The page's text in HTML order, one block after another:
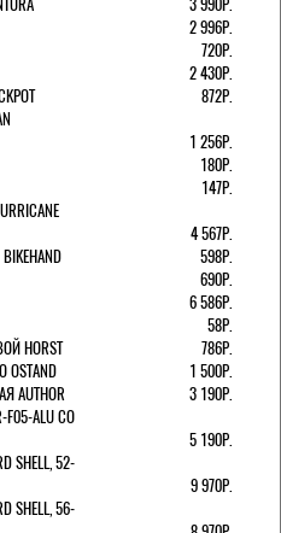
2 996Р.
720Р.
2 430Р.
872Р.
1 256Р.
180Р.
147Р.
4 567Р.
598Р.
690Р.
6 586Р.
58Р.
HORST
786Р.
1 500Р.
AUTHOR
3 190Р.
ALU СО
5 190Р.
SHELL, 52-
9 970Р.
SHELL, 56-